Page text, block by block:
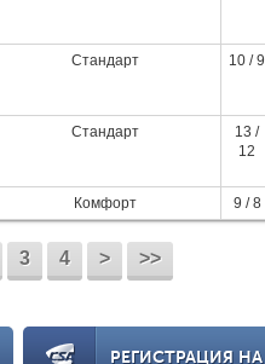
Стандарт 10 / 9
Стандарт
13 /
12
Комфорт 9 / 8
3 4 > >>
РЕГИСТРАЦИЯ НА